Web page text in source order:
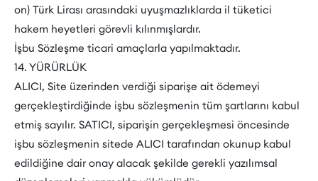
on) Türk Lirası arasındaki uyuşmazlıklarda il tüketici
hakem heyetleri görevli kılınmışlardır.
İşbu Sözleşme ticari amaçlarla yapılmaktadır.
14. YÜRÜRLÜK
ALICI, Site üzerinden verdiği siparişe ait ödemeyi
gerçekleştirdiğinde işbu sözleşmenin tüm şartlarını kabul
etmiş sayılır. SATICI, siparişin gerçekleşmesi öncesinde
işbu sözleşmenin sitede ALICI tarafından okunup kabul
edildiğine dair onay alacak şekilde gerekli yazılımsal